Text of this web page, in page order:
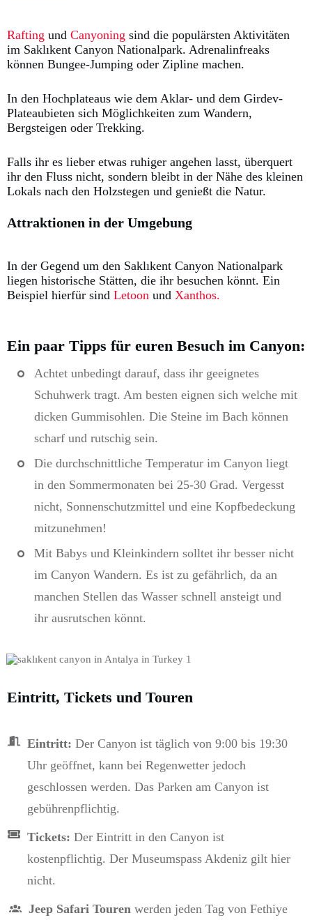
Rafting und Canyoning sind die populärsten Aktivitäten
im Saklıkent Canyon Nationalpark. Adrenalinfreaks
können Bungee-Jumping oder Zipline machen.
In den Hochplateaus wie dem Aklar- und dem Girdev-
Plateaubieten sich Möglichkeiten zum Wandern,
Bergsteigen oder Trekking.
Falls ihr es lieber etwas ruhiger angehen lasst, überquert
ihr den Fluss nicht, sondern bleibt in der Nähe des kleinen
Lokals nach den Holzstegen und genießt die Natur.
Attraktionen in der Umgebung
In der Gegend um den Saklıkent Canyon Nationalpark
liegen historische Stätten, die ihr besuchen könnt. Ein
Beispiel hierfür sind Letoon und Xanthos.
Ein paar Tipps für euren Besuch im Canyon:
Achtet unbedingt darauf, dass ihr geeignetes
Schuhwerk tragt. Am besten eignen sich welche mit
dicken Gummisohlen. Die Steine im Bach können
scharf und rutschig sein.
Die durchschnittliche Temperatur im Canyon liegt
in den Sommermonaten bei 25-30 Grad. Vergesst
nicht, Sonnenschutzmittel und eine Kopfbedeckung
mitzunehmen!
Mit Babys und Kleinkindern solltet ihr besser nicht
im Canyon Wandern. Es ist zu gefährlich, da an
manchen Stellen das Wasser schnell ansteigt und
ihr ausrutschen könnt.
Eintritt, Tickets und Touren
Eintritt: Der Canyon ist täglich von 9:00 bis 19:30
Uhr geöffnet, kann bei Regenwetter jedoch
geschlossen werden. Das Parken am Canyon ist
gebührenpflichtig.
Tickets: Der Eintritt in den Canyon ist
kostenpflichtig. Der Museumspass Akdeniz gilt hier
nicht.
Jeep Safari Touren werden jeden Tag von Fethiye